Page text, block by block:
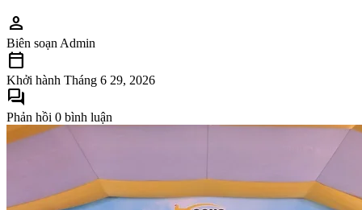
person
Biên soạn Admin
calendar_today
Khởi hành Tháng 6 29, 2026
forum
Phản hồi 0 bình luận